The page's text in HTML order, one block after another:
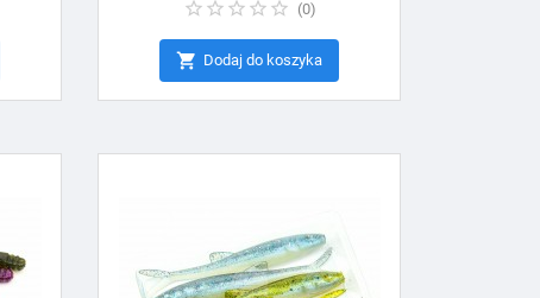
(0)
 Dodaj do koszyka